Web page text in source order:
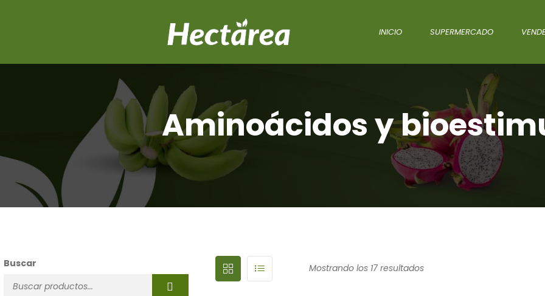
INICIO SUPERMERCADO
Aminoácidos y
Mostrando los 17 resultados
Buscar